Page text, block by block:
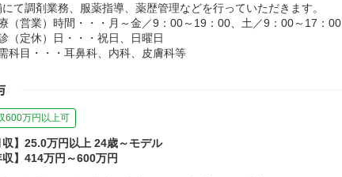
にて調剤業務、服薬指導、薬歴管理などを行っていただきます。
（営業）時間・・・月～金／9：00～19：00、土／9：00～17：00
（定休）日・・・祝日、日曜日
科目・・・耳鼻科、内科、皮膚科等
600万円以上可
収】25.0万円以上 24歳～モデル
収】414万円～600万円